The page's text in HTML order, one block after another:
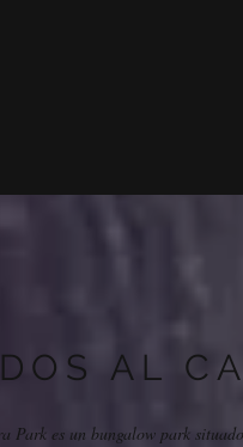
AL
Park es un bungalow park